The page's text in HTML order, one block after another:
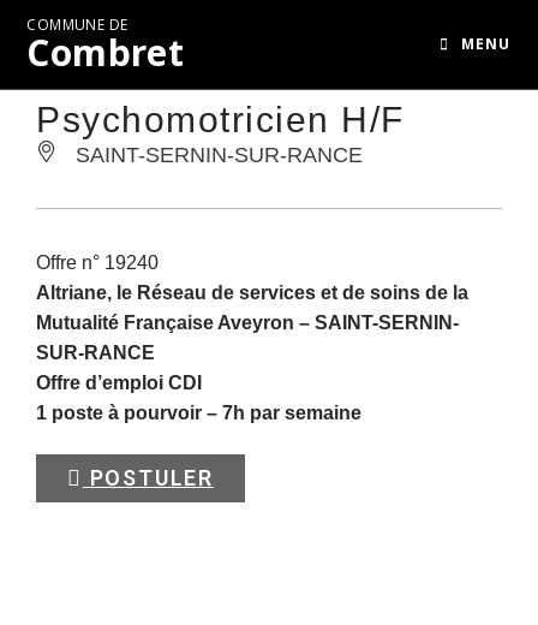
COMMUNE DE
Combret MENU
Psychomotricien H/F
SAINT-SERNIN-SUR-RANCE
Offre n° 19240
Altriane, le Réseau de services et de soins de la
Mutualité Française Aveyron – SAINT-SERNIN-
SUR-RANCE
Offre d’emploi CDI
1 poste à pourvoir – 7h par semaine
POSTULER